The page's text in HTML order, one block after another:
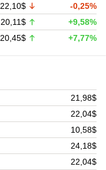
22,10$
-0,25%
20,11$
+9,58%
20,45$ +7,77%
21,98$
22,04$
10,58$
24,18$
22,04$